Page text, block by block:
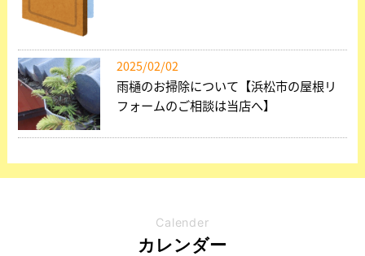
2025/02/02
雨樋のお掃除について【浜松市の屋根リ
フォームのご相談は当店へ】
Calender
カレンダー